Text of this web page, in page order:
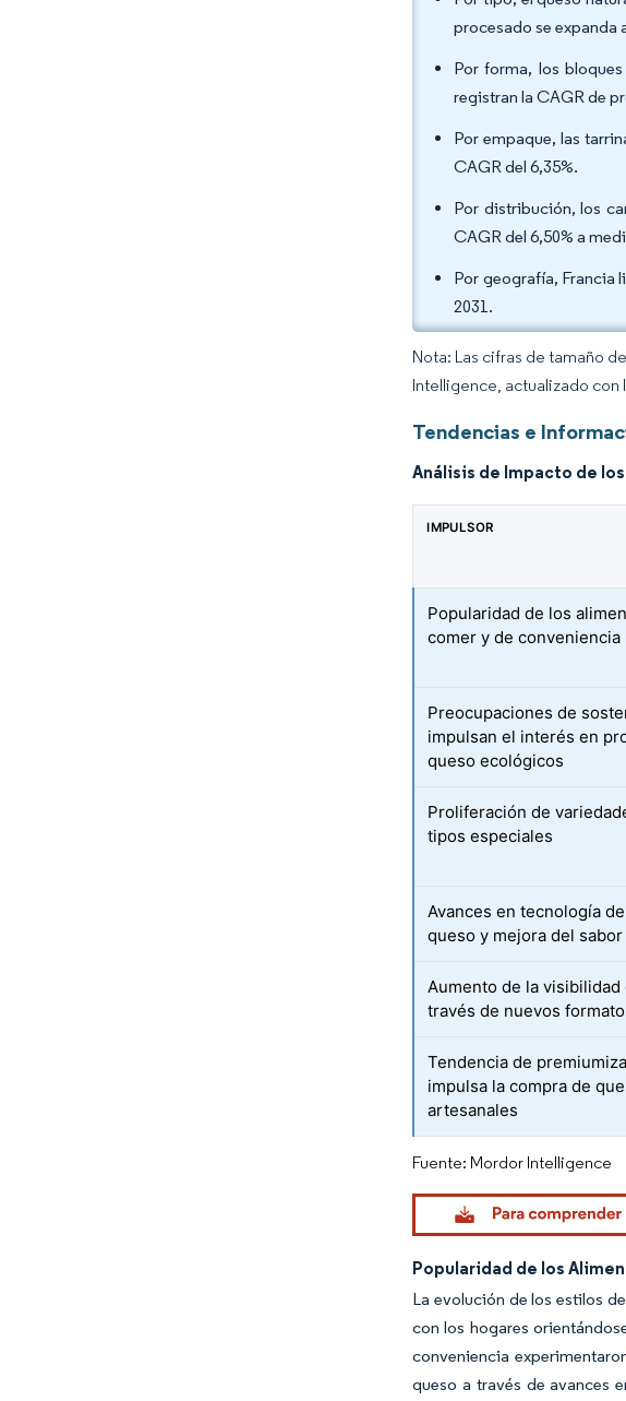
procesado se expanda
Por forma, los
registran la CAGR de
Por empaque, las
CAGR del 6,35%.
Por distribución, los
CAGR del 6,50% a
Por geografía, Francia
2031.
Nota: Las cifras de tamaño
Intelligence, actualizado
Tendencias e
Análisis de Impacto de
IMPULSOR
Popularidad de los
comer y de conveniencia
Preocupaciones de
impulsan el interés en
queso ecológicos
Proliferación de
tipos especiales
Avances en tecnología
queso y mejora del sabor
Aumento de la
través de nuevos
Tendencia de
impulsa la compra de
artesanales
Fuente: Mordor Intelligence
Popularidad de los
La evolución de los estilos
con los hogares
conveniencia
queso a través de avances